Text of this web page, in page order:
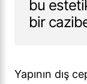
bu
bir
Yapının dış